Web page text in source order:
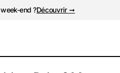
end ?Découvrir ➞